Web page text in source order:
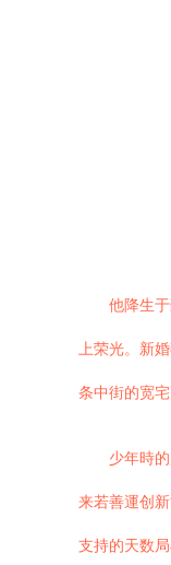
他降生
上荣光。新
条中街的宽
少年時
来若善運创
支持的天数